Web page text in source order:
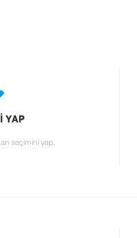
YAP
seçimini yap.